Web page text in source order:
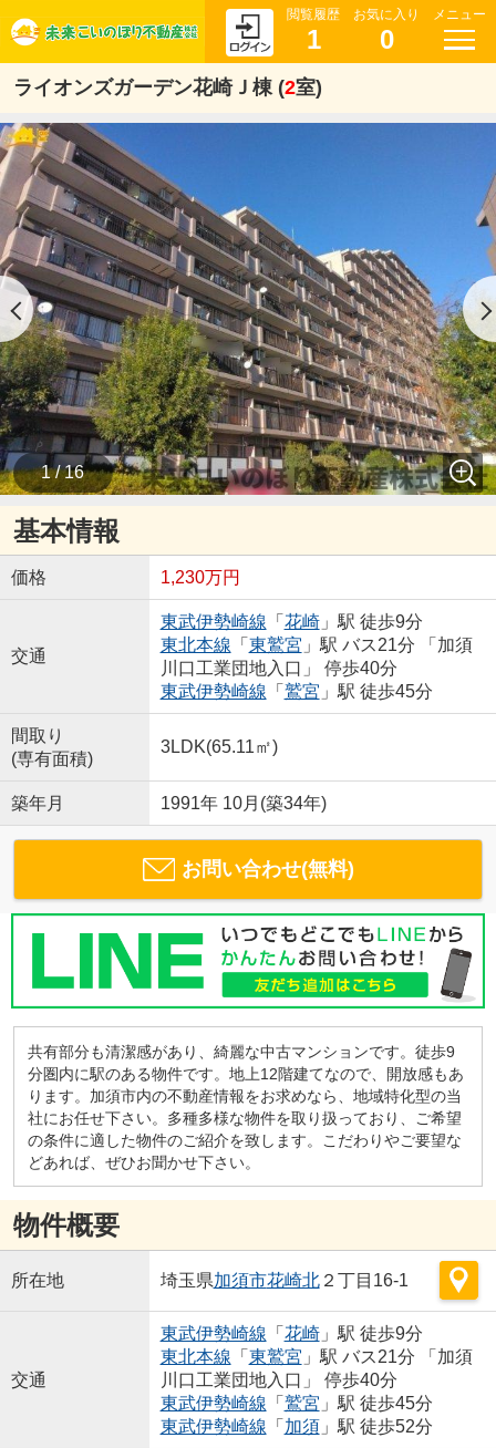
閲覧履歴
1
お気に入り
0
メニュー
ライオンズガーデン花崎Ｊ棟 (2室)
1 / 16
基本情報
価格 1,230万円
交通
東武伊勢崎線 「 花崎」駅 徒歩9分
東北本線 「 東鷲宮 」駅 バス21分 「加須
川口工業団地入口」 停歩40分
東武伊勢崎線 「 鷲宮 」駅 徒歩45分
間取り
(専有面積)
3LDK(65.11㎡)
築年月 1991年 10月(築34年)
お問い合わせ(無料)
共有部分も清潔感があり、綺麗な中古マンションです。徒歩9
分圏内に駅のある物件です。地上12階建てなので、開放感もあ
ります。加須市内の不動産情報をお求めなら、地域特化型の当
社にお任せ下さい。多種多様な物件を取り扱っており、ご希望
の条件に適した物件のご紹介を致します。こだわりやご要望な
どあれば、ぜひお聞かせ下さい。
物件概要
所在地 埼玉県加須市花崎北２丁目16-1
交通
東武伊勢崎線 「 花崎」駅 徒歩9分
東北本線 「 東鷲宮 」駅 バス21分 「加須
川口工業団地入口」 停歩40分
東武伊勢崎線 「 鷲宮 」駅 徒歩45分
東武伊勢崎線 「 加須」駅 徒歩52分